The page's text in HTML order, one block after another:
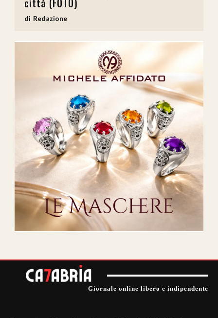
città (FOTO)
Redazione
Giornale online libero e indipendente